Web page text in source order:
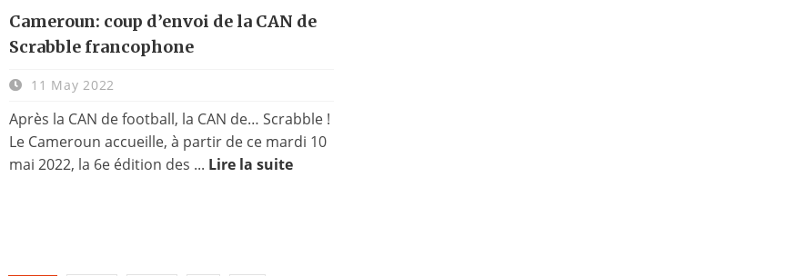
Cameroun: coup d’envoi de la CAN de
Scrabble francophone
11 May 2022
Après la CAN de football, la CAN de… Scrabble !
Le Cameroun accueille, à partir de ce mardi 10
mai 2022, la 6e édition des ... Lire la suite